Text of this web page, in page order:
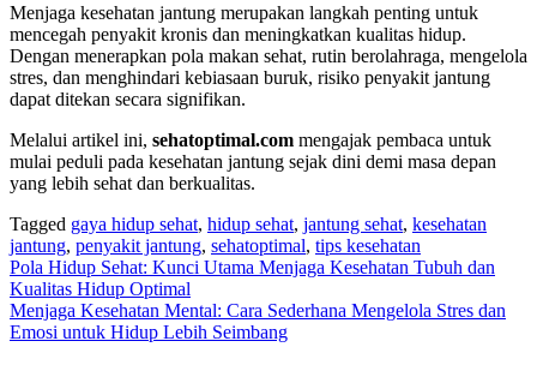
Menjaga kesehatan jantung merupakan langkah penting untuk
mencegah penyakit kronis dan meningkatkan kualitas hidup.
Dengan menerapkan pola makan sehat, rutin berolahraga, mengelola
stres, dan menghindari kebiasaan buruk, risiko penyakit jantung
dapat ditekan secara signifikan.
Melalui artikel ini, sehatoptimal.com mengajak pembaca untuk
mulai peduli pada kesehatan jantung sejak dini demi masa depan
yang lebih sehat dan berkualitas.
Tagged gaya hidup sehat, hidup sehat, jantung sehat, kesehatan
jantung, penyakit jantung, sehatoptimal, tips kesehatan
Navigasi
pos
Pola Hidup Sehat: Kunci Utama Menjaga Kesehatan Tubuh dan
Kualitas Hidup Optimal
Menjaga Kesehatan Mental: Cara Sederhana Mengelola Stres dan
Emosi untuk Hidup Lebih Seimbang